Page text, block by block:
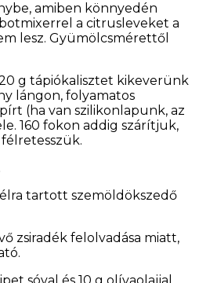
amiben könnyedén
a citrusleveket a
lesz. Gyümölcsmérettől
g tápiókalisztet kikeverünk
lángon, folyamatos
(ha van szilikonlapunk, az
160 fokon addig szárítjuk,
tartott szemöldökszedő
zsiradék felolvadása miatt,